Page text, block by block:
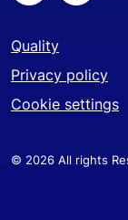
Quality
Privacy policy
Cookie settings
© 2026 All rights